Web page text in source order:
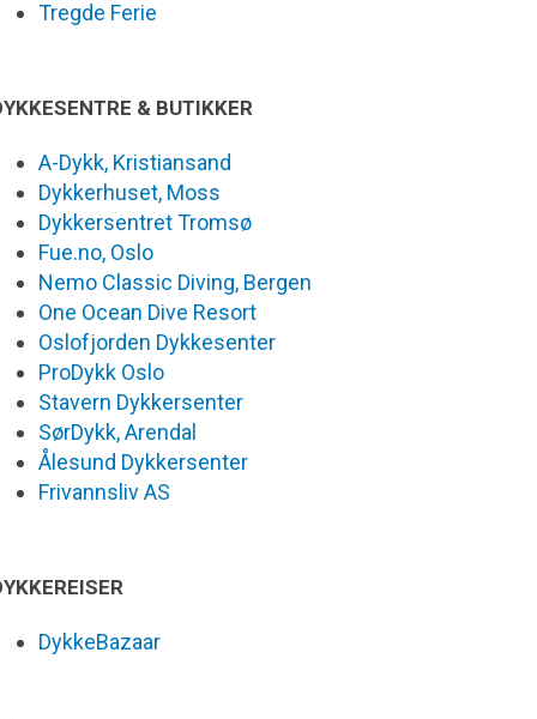
Tregde Ferie
& BUTIKKER
A-Dykk, Kristiansand
Dykkerhuset, Moss
Dykkersentret Tromsø
Fue.no, Oslo
Nemo Classic Diving, Bergen
One Ocean Dive Resort
Oslofjorden Dykkesenter
ProDykk Oslo
Stavern Dykkersenter
SørDykk, Arendal
Ålesund Dykkersenter
Frivannsliv AS
DykkeBazaar